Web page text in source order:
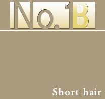
Short hair